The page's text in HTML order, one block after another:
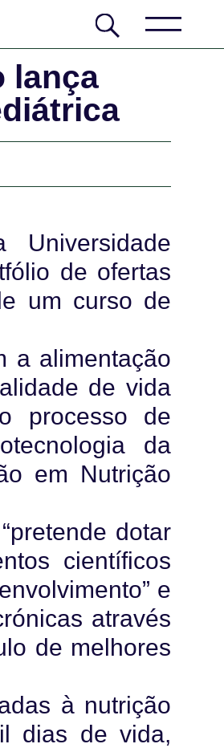
lança
de ofertas
um curso de
a alimentação
de vida
processo de
da
em Nutrição
dotar
científicos
e
através
de melhores
à nutrição
dias de vida,